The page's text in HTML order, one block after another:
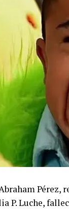
P. Luche,